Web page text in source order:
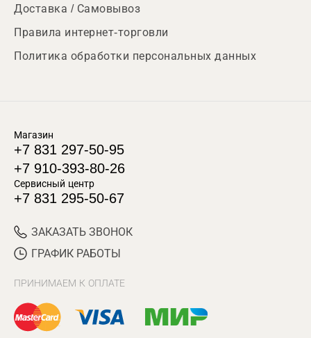
Доставка / Самовывоз
Правила интернет-торговли
Политика обработки персональных данных
Магазин
+7 831 297-50-95
+7 910-393-80-26
Сервисный центр
+7 831 295-50-67
ЗАКАЗАТЬ ЗВОНОК
ГРАФИК РАБОТЫ
ПРИНИМАЕМ К ОПЛАТЕ